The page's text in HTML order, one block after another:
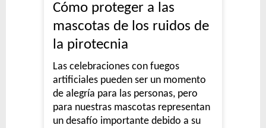
Cómo proteger a las
mascotas de los ruidos de
la pirotecnia
Las celebraciones con fuegos
artificiales pueden ser un momento
de alegría para las personas, pero
para nuestras mascotas representan
un desafío importante debido a su